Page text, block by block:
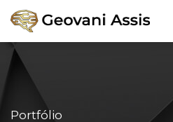
Portfólio